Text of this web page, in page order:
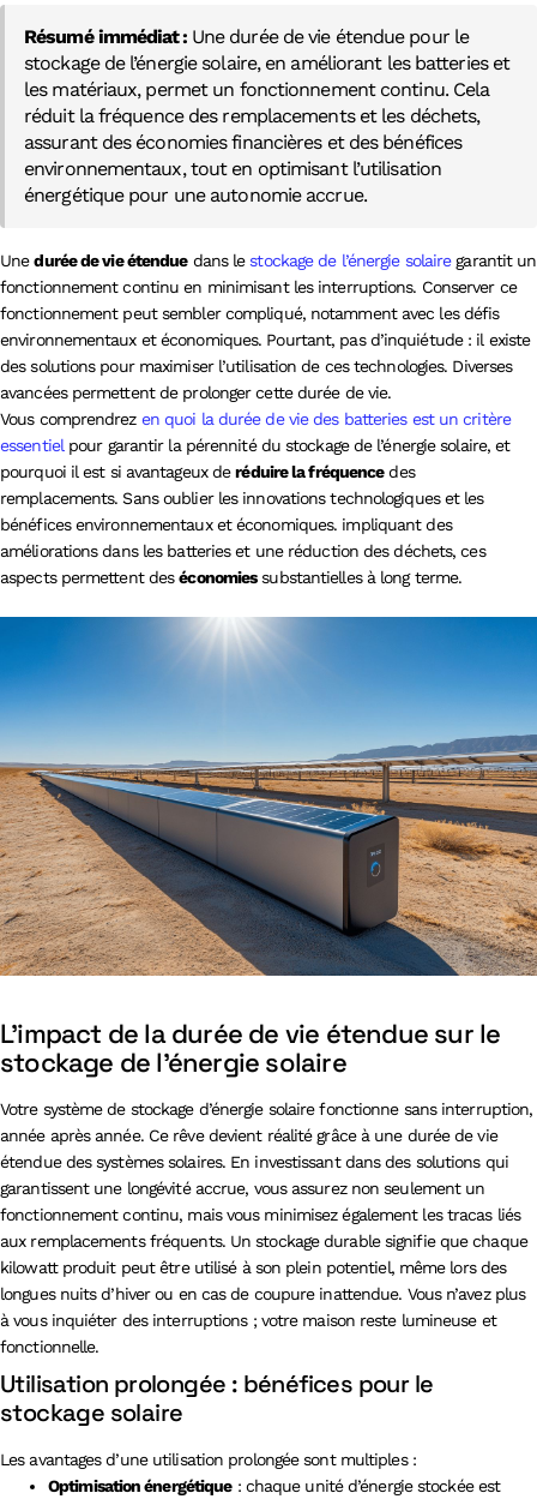
Résumé immédiat : Une durée de vie étendue pour le
stockage de l’énergie solaire, en améliorant les batteries et
les matériaux, permet un fonctionnement continu. Cela
réduit la fréquence des remplacements et les déchets,
assurant des économies financières et des bénéfices
environnementaux, tout en optimisant l’utilisation
énergétique pour une autonomie accrue.
Unedurée de vie étenduedans lestockage de l’énergie solairegarantit un
fonctionnement continu en minimisant les interruptions. Conserver ce
fonctionnement peut sembler compliqué, notamment avec les défis
environnementaux et économiques. Pourtant, pas d’inquiétude : il existe
des solutions pour maximiser l’utilisation de ces technologies. Diverses
avancées permettent de prolonger cette durée de vie.
Vous comprendrez en quoi la durée de vie des batteries est un critère
essentielpour garantir la pérennité du stockage de l’énergie solaire, et
pourquoi il est si avantageux deréduire la fréquencedes
remplacements. Sans oublier les innovations technologiques et les
bénéfices environnementaux et économiques. impliquant des
améliorations dans les batteries et une réduction des déchets, ces
aspects permettent deséconomiessubstantielles à long terme.
L’impact de la durée de vie étendue sur le
stockage de l’énergie solaire
Votre système de stockage d’énergie solaire fonctionne sans interruption,
année après année. Ce rêve devient réalité grâce à une durée de vie
étendue des systèmes solaires. En investissant dans des solutions qui
garantissent une longévité accrue, vous assurez non seulement un
fonctionnement continu, mais vous minimisez également les tracas liés
aux remplacements fréquents. Un stockage durable signifie que chaque
kilowatt produit peut être utilisé à son plein potentiel, même lors des
longues nuits d’hiver ou en cas de coupure inattendue. Vous n’avez plus
à vous inquiéter des interruptions ; votre maison reste lumineuse et
fonctionnelle.
Utilisation prolongée : bénéfices pour le
stockage solaire
Les avantages d’une utilisation prolongée sont multiples :
Optimisation énergétique: chaque unité d’énergie stockée est